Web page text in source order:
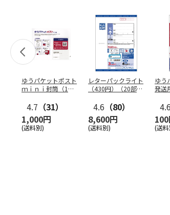
ゆうパケットポスト
ｍｉｎｉ封筒（1個
4.7 （31）
1,000円
(送料別)
レターパックライト
（430円）（20部セ
4.6 （80）
8,600円
(送料別)
ゆう
発送
4.6
(送